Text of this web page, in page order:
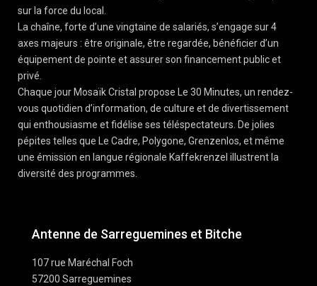
sur la force du local.
La chaîne, forte d’une vingtaine de salariés, s’engage sur 4
axes majeurs : être originale, être regardée, bénéficier d’un
équipement de pointe et assurer son financement public et
privé.
Chaque jour Mosaïk Cristal propose Le 30 Minutes, un rendez-
vous quotidien d’information, de culture et de divertissement
qui enthousiasme et fidélise ses téléspectateurs. De jolies
pépites telles que Le Cadre, Polygone, Grenzenlos, et même
une émission en langue régionale Kaffekrenzel illustrent la
diversité des programmes.
Antenne de Sarreguemines et Bitche
107 rue Maréchal Foch
57200 Sarreguemines